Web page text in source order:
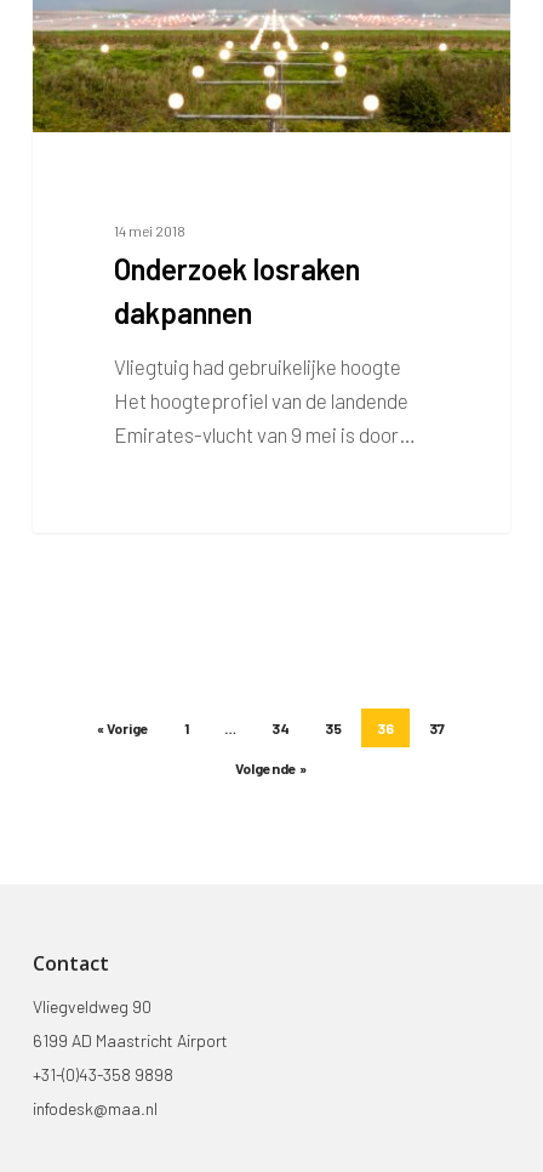
14 mei 2018
Onderzoek losraken
dakpannen
Vliegtuig had gebruikelijke hoogte
Het hoogteprofiel van de landende
Emirates-vlucht van 9 mei is door…
« Vorige 1 … 34 35 36 37
Volgende »
Contact
Vliegveldweg 90
6199 AD Maastricht Airport
+31-(0)43-358 9898
infodesk@maa.nl